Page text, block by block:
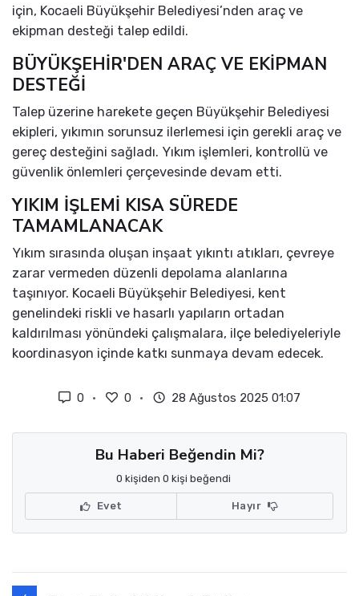
için, Kocaeli Büyükşehir Belediyesi’nden araç ve
ekipman desteği talep edildi.
BÜYÜKŞEHİR'DEN ARAÇ VE EKİPMAN
DESTEĞİ
Talep üzerine harekete geçen Büyükşehir Belediyesi
ekipleri, yıkımın sorunsuz ilerlemesi için gerekli araç ve
gereç desteğini sağladı. Yıkım işlemleri, kontrollü ve
güvenlik önlemleri çerçevesinde devam etti.
YIKIM İŞLEMİ KISA SÜREDE
TAMAMLANACAK
Yıkım sırasında oluşan inşaat yıkıntı atıkları, çevreye
zarar vermeden düzenli depolama alanlarına
taşınıyor. Kocaeli Büyükşehir Belediyesi, kent
genelindeki riskli ve hasarlı yapıların ortadan
kaldırılması yönündeki çalışmalara, ilçe belediyeleriyle
koordinasyon içinde katkı sunmaya devam edecek.
0 0 28 Ağustos 2025 01:07
Bu Haberi Beğendin Mi?
0 kişiden 0 kişi beğendi
Evet Hayır